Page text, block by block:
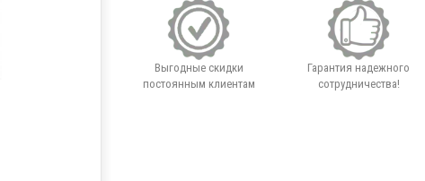
Выгодные скидки
постоянным клиентам
Гарантия надежного
сотрудничества!